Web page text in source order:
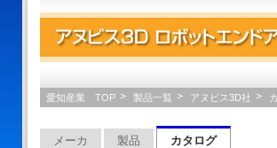
アヌビス3D ロボット
愛知産業 TOP 製品一覧 アヌビス3D社
メーカ 製品 カタログ